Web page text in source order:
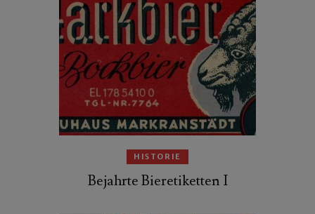
HISTORIE
Bejahrte Bieretiketten I